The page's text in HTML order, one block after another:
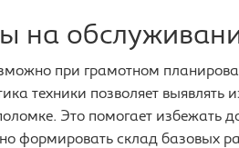
на
при грамотном
техники позволяет
Это помогает избежать
формировать склад базовых